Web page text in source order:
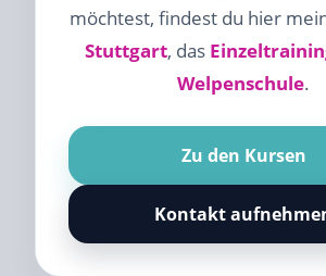
möchtest, findest du hier
Stuttgart, das
Welpenschule.
Zu den Kursen
Kontakt